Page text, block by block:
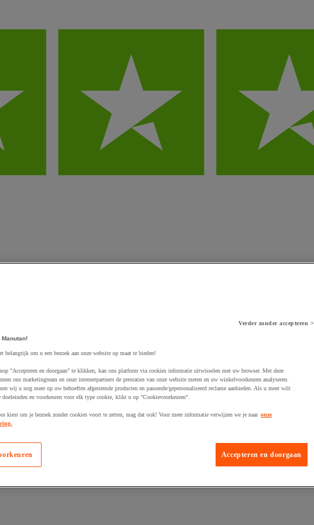
Verder zonder accepteren >
belangrijk om u een bezoek aan onze website op maat te bieden!
"Accepteren en doorgaan" te klikken, kan ons platform via cookies informatie uitwisselen met uw browser. Met deze
ons marketingteam en onze internetpartners de prestaties van onze website meten en uw winkelvoorkeuren analyseren.
wij u nog meer op uw behoeften afgestemde producten en passende/gepersonaliseerd reclame aanbieden. Als u meer wilt
doeleinden en voorkeuren voor elk type cookie, klikt u op "Cookievoorkeuren".
kiest om je bezoek zonder cookies voort te zetten, mag dat ook! Voor meer informatie verwijzen we je naar onze
Accepteren en doorgaan